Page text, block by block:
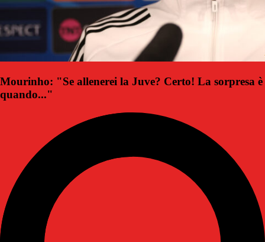
Mourinho: "Se allenerei la Juve? Certo! La sorpresa è
quando..."